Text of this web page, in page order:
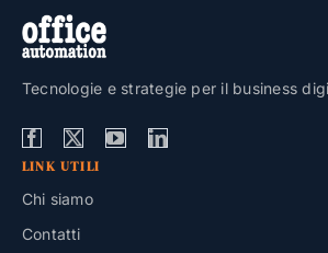
Tecnologie e strategie per il business
LINK UTILI
Chi siamo
Contatti